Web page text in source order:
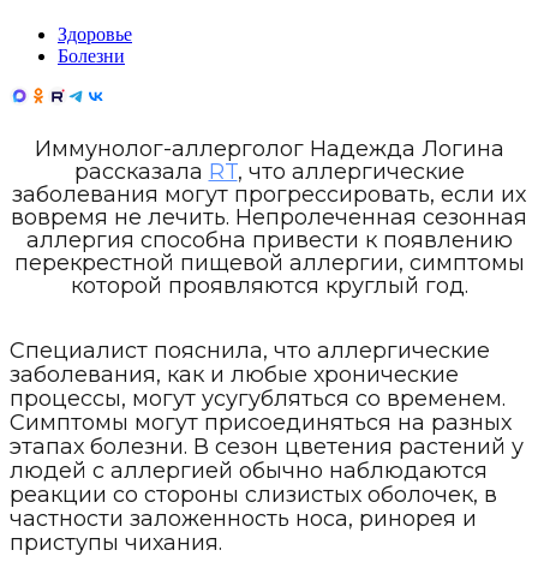
Здоровье
Болезни
Иммунолог-аллерголог Надежда Логина
рассказала RT, что аллергические
заболевания могут прогрессировать, если их
вовремя не лечить. Непролеченная сезонная
аллергия способна привести к появлению
перекрестной пищевой аллергии, симптомы
которой проявляются круглый год.
Специалист пояснила, что аллергические
заболевания, как и любые хронические
процессы, могут усугубляться со временем.
Симптомы могут присоединяться на разных
этапах болезни. В сезон цветения растений у
людей с аллергией обычно наблюдаются
реакции со стороны слизистых оболочек, в
частности заложенность носа, ринорея и
приступы чихания.